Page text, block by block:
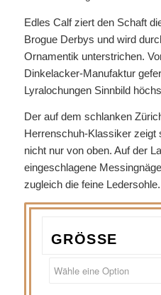
Edles Calf ziert den Schaft
Brogue Derbys und wird
Ornamentik unterstrichen.
Dinkelacker-Manufaktur
Lyralochungen Sinnbild
Der auf dem schlanken
Herrenschuh-Klassiker zeigt
nicht nur von oben. Auf der
eingeschlagene
zugleich die feine Ledersohle.
GRÖSSE